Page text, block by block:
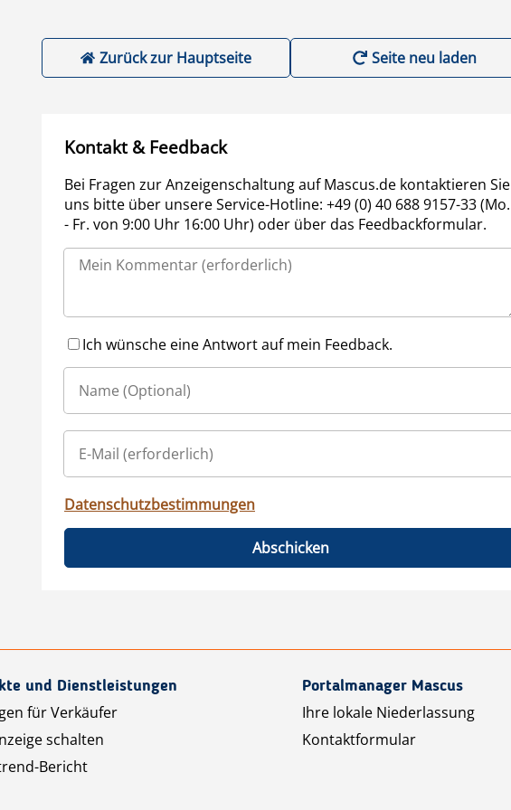
Zurück zur Hauptseite Seite neu laden
Kontakt & Feedback
Bei Fragen zur Anzeigenschaltung auf Mascus.de kontaktieren Sie
uns bitte über unsere Service-Hotline: +49 (0) 40 688 9157-33 (Mo.
- Fr. von 9:00 Uhr 16:00 Uhr) oder über das Feedbackformular.
Ich wünsche eine Antwort auf mein Feedback.
Datenschutzbestimmungen
Abschicken
und Dienstleistungen
für Verkäufer
schalten
Bericht
Portalmanager Mascus
Ihre lokale Niederlassung
Kontaktformular